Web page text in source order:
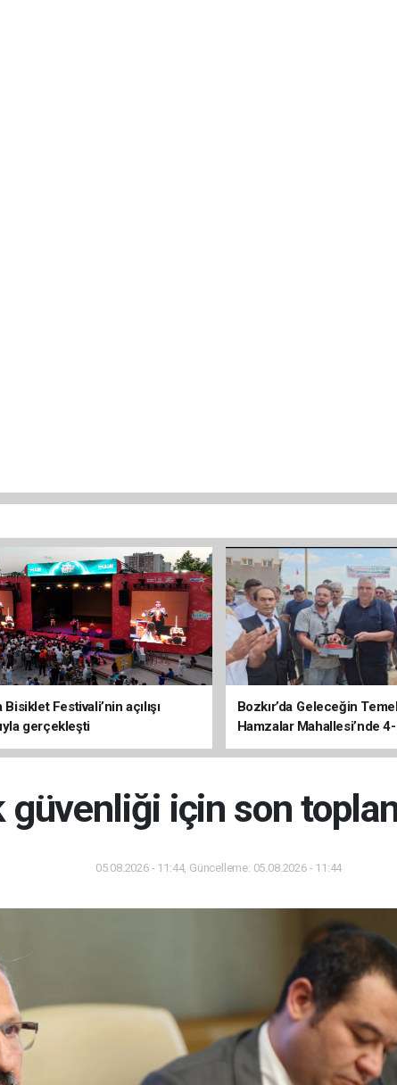
Bisiklet Festivali’nin açılışı
gerçekleşti
Bozkır’da Geleceğin
Hamzalar Mahallesi’nde
Kursu İnşaatı Başladı
güvenliği için son
05.08.2026 - 11:44, Güncelleme: 05.08.2026 - 11:44